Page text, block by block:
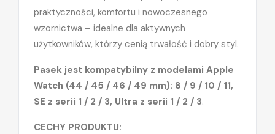
praktyczności, komfortu i nowoczesnego
wzornictwa – idealne dla aktywnych
użytkowników, którzy cenią trwałość i dobry styl.
Pasek jest kompatybilny z modelami Apple
Watch (44 / 45 / 46 / 49 mm): 8 / 9 / 10 / 11,
SE z serii 1 / 2 / 3, Ultra z serii 1 / 2 / 3.
CECHY PRODUKTU: